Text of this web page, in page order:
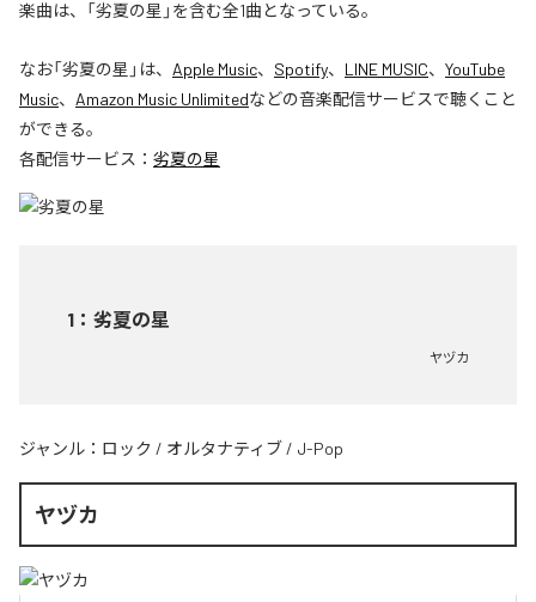
楽曲は、「劣夏の星」を含む全1曲となっている。
なお「劣夏の星 」は、 Apple Music、 Spotify、 LINE MUSIC、 YouTube
Music、 Amazon Music Unlimitedなどの音楽配信サービスで聴くこと
ができる。
各配信サービス： 劣夏の星
1 ： 劣夏の星
ヤヅカ
ジャンル： ロック / オルタナティブ / J-Pop
ヤヅカ